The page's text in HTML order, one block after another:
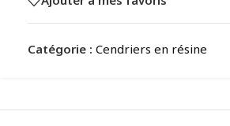
Catégorie : Cendriers en résine